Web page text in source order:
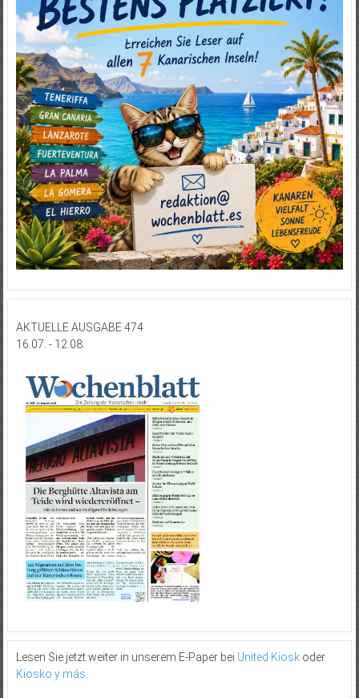
AKTUELLE AUSGABE 474
16.07. - 12.08.
Lesen Sie jetzt weiter in unserem E-Paper bei United Kioskoder
Kiosko y más